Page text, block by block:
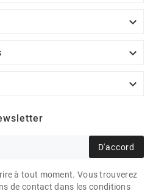



D'accord
à tout moment. Vous trouverez
de contact dans les conditions